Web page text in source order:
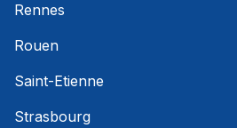
Rennes
Rouen
Saint-Etienne
Strasbourg